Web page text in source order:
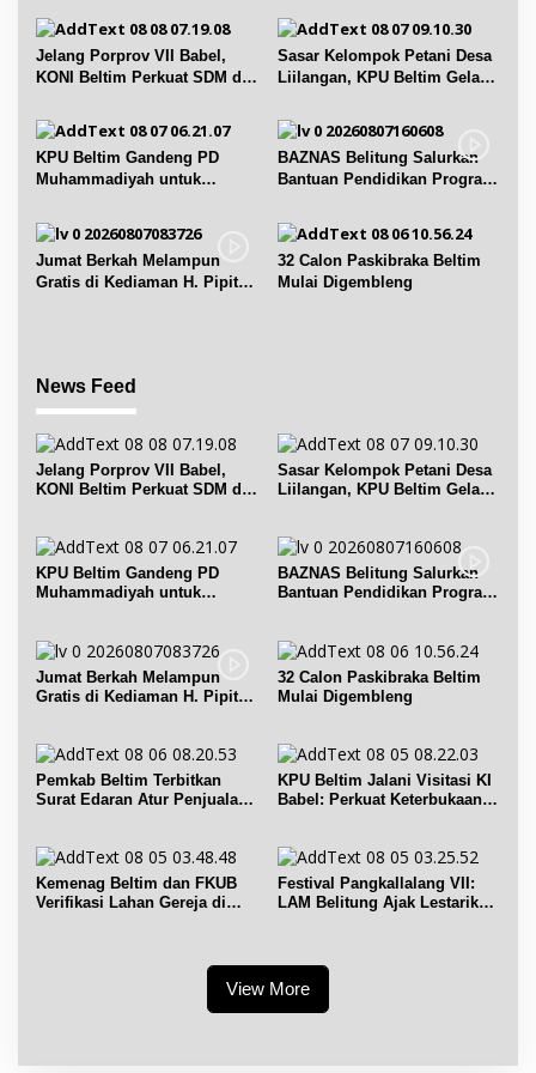
p
o
s
Jelang Porprov VII Babel,
KONI Beltim Perkuat SDM di
Sasar Kelompok Petani Desa
Liilangan, KPU Beltim Gelar
KPU Beltim Gandeng PD
Muhammadiyah untuk
BAZNAS Belitung Salurkan
Bantuan Pendidikan Program
Jumat Berkah Melampun
Gratis di Kediaman H. Pipit
32 Calon Paskibraka Beltim
Mulai Digembleng
News Feed
Jelang Porprov VII Babel,
KONI Beltim Perkuat SDM di
Sasar Kelompok Petani Desa
Liilangan, KPU Beltim Gelar
KPU Beltim Gandeng PD
Muhammadiyah untuk
BAZNAS Belitung Salurkan
Bantuan Pendidikan Program
Jumat Berkah Melampun
Gratis di Kediaman H. Pipit
32 Calon Paskibraka Beltim
Mulai Digembleng
Pemkab Beltim Terbitkan
Surat Edaran Atur Penjualan
KPU Beltim Jalani Visitasi KI
Babel: Perkuat Keterbukaan
Kemenag Beltim dan FKUB
Verifikasi Lahan Gereja di
Festival Pangkallalang VII:
LAM Belitung Ajak Lestarikan
View More